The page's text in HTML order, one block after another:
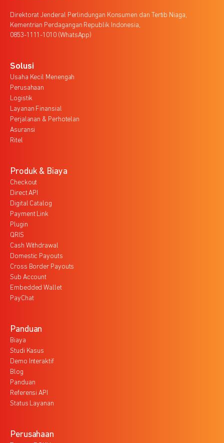
Direktorat Jenderal Perlindungan Konsumen dan Tertib Niaga,
Kementrian Perdagangan Republik Indonesia,
0853-1111-1010 (WhatsApp)
Solusi
Usaha Kecil Menengah
Perusahaan
Logistik
Layanan Finansial
Perjalanan & Perhotelan
Asuransi
Ritel
Produk & Biaya
Checkout
Direct API
Digital Catalog
Payment Link
Plugin
QRIS
Cash Withdrawal
Domestic Payouts
Cross Border Payouts
Sub Account
Embedded Wallet
PayChat
Panduan
Biaya
Studi Kasus
Demo Interaktif
Blog
Panduan
Referensi API
Status Layanan
Perusahaan